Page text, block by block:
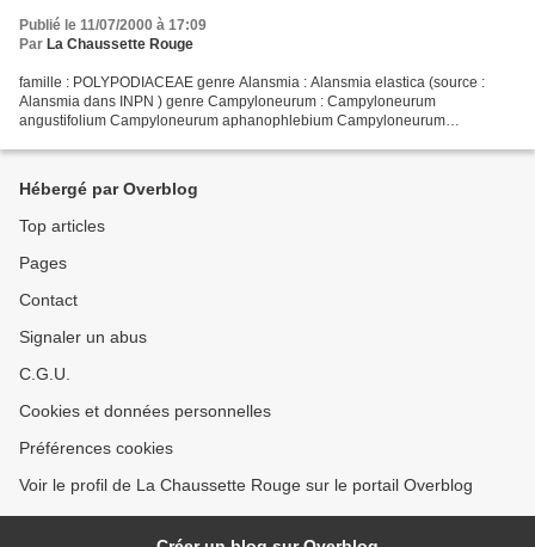
Publié le 11/07/2000 à 17:09
Par La Chaussette Rouge
famille : POLYPODIACEAE genre Alansmia : Alansmia elastica (source :
Alansmia dans INPN ) genre Campyloneurum : Campyloneurum
angustifolium Campyloneurum aphanophlebium Campyloneurum
Campyloneurum...
Hébergé par Overblog
Top articles
Pages
Contact
Signaler un abus
C.G.U.
Cookies et données personnelles
Préférences cookies
Voir le profil de La Chaussette Rouge sur le portail Overblog